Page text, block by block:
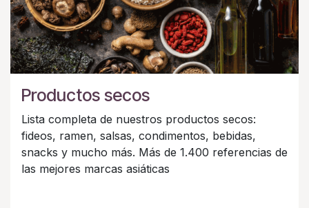
Productos secos
Lista completa de nuestros productos secos:
fideos, ramen, salsas, condimentos, bebidas,
snacks y mucho más. Más de 1.400 referencias de
las mejores marcas asiáticas